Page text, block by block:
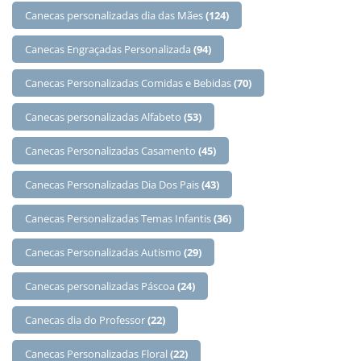
Canecas personalizadas dia das Mães(124)
Canecas Engraçadas Personalizada (94)
Canecas Personalizadas Comidas e Bebidas(70)
Canecas personalizadas Alfabeto (53)
Canecas Personalizadas Casamento (45)
Canecas Personalizadas Dia Dos Pais(43)
Canecas Personalizadas Temas Infantis(36)
Canecas Personalizadas Autismo (29)
Canecas personalizadas Páscoa (24)
Canecas dia do Professor(22)
Canecas Personalizadas Floral (22)